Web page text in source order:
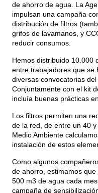
de ahorro de agua. La
impulsan una campaña
distribución de filtros
grifos de lavamanos, y
reducir consumos.
Hemos distribuido 10.000
entre trabajadores que se
diversas convocatorias
Conjuntamente con el kit
incluía buenas prácticas
Los filtros permiten una
de la red, de entre un 40
Medio Ambiente
instalación de estos
Como algunos
de ahorro, estimamos
500 m3 de agua cada
campaña de